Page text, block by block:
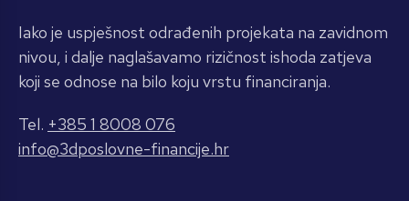
Iako je uspješnost odrađenih projekata na zavidnom
nivou, i dalje naglašavamo rizičnost ishoda zatjeva
koji se odnose na bilo koju vrstu financiranja.
Tel. +385 1 8008 076
info@3dposlovne-financije.hr